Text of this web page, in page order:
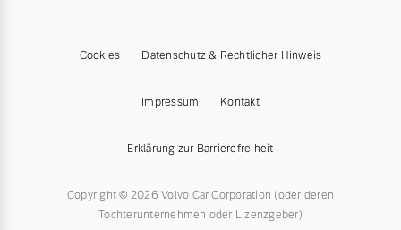
Cookies Datenschutz & Rechtlicher Hinweis
Impressum Kontakt
Erklärung zur Barrierefreiheit
Copyright © 2026 Volvo Car Corporation (oder deren
Tochterunternehmen oder Lizenzgeber)